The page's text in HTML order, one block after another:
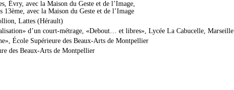
Évry, avec la Maison du Geste et de l’Image,
avec la Maison du Geste et de l’Image
Lattes (Hérault)
d’un court-métrage, «Debout… et libres», Lycée La Cabucelle, Marseille
École Supérieure des Beaux-Arts de Montpellier
des Beaux-Arts de Montpellier